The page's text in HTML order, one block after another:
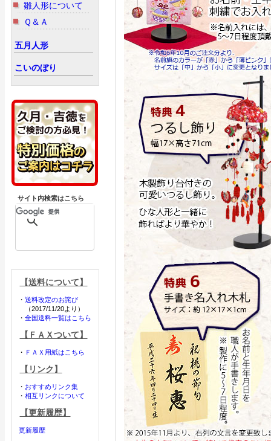
雛人形について
Ｑ＆Ａ
五月人形
こいのぼり
サイト内検索はこちら
【送料について】
・ 送料改定のお詫び
（2017/11/20より）
・ 全国送料一覧はこちら
【ＦＡＸついて】
・ ＦＡＸ用紙はこちら
【リンク】
・ おすすめリンク集
・ 相互リンクについて
【更新履歴】
更新履歴